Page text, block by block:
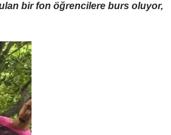
bir fon öğrencilere burs oluyor,